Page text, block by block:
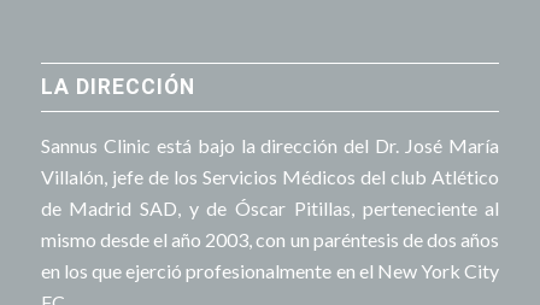
LA DIRECCIÓN
Sannus Clinic está bajo la dirección del Dr. José María
Villalón, jefe de los Servicios Médicos del club Atlético
de Madrid SAD, y de Óscar Pitillas, perteneciente al
mismo desde el año 2003, con un paréntesis de dos años
en los que ejerció profesionalmente en el New York City